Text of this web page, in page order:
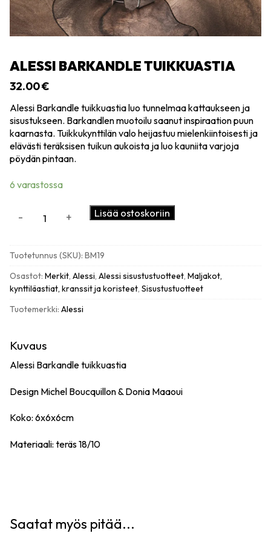
ALESSI BARKANDLE TUIKKUASTIA
32.00€
Alessi Barkandle tuikkuastia luo tunnelmaa kattaukseen ja
sisustukseen. Barkandlen muotoilu saanut inspiraation puun
kaarnasta. Tuikkukynttilän valo heijastuu mielenkiintoisesti ja
elävästi teräksisen tuikun aukoista ja luo kauniita varjoja
pöydän pintaan.
6 varastossa
Barkandle
- + Lisää ostoskoriin
Tuotetunnus (SKU): BM19
Osastot: Merkit, Alessi, Alessi sisustustuotteet, Maljakot,
kynttiläastiat, kranssit ja koristeet, Sisustustuotteet
Tuotemerkki: Alessi
Kuvaus
Alessi Barkandle tuikkuastia
Design Michel Boucquillon & Donia Maaoui
Koko: 6x6x6cm
Materiaali: teräs 18/10
Saatat myös pitää...